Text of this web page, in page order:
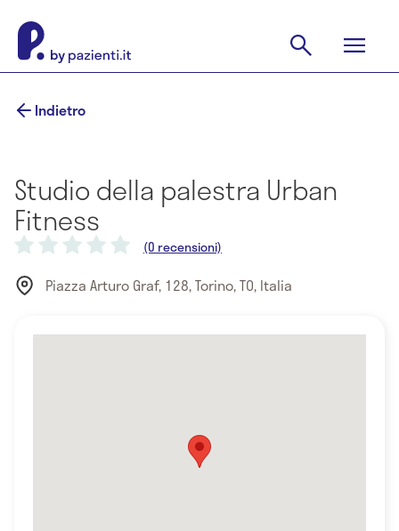
Indietro
Studio della palestra Urban
Fitness
(0 recensioni)
Piazza Arturo Graf, 128, Torino, TO, Italia